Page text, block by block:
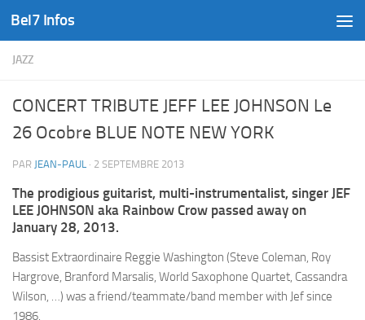
Skip to content
Bel7 Infos
JAZZ
CONCERT TRIBUTE JEFF LEE JOHNSON Le
26 Ocobre BLUE NOTE NEW YORK
PAR JEAN-PAUL · 2 SEPTEMBRE 2013
The prodigious guitarist, multi-instrumentalist, singer JEF
LEE JOHNSON aka Rainbow Crow passed away on
January 28, 2013.
Bassist Extraordinaire Reggie Washington (Steve Coleman, Roy
Hargrove, Branford Marsalis, World Saxophone Quartet, Cassandra
Wilson, …) was a friend/teammate/band member with Jef since
1986.